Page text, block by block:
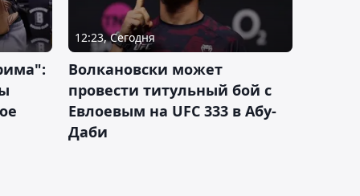
12:23, Сегодня
Волкановски может
провести титульный бой с
Евлоевым на UFC 333 в Абу-
Даби